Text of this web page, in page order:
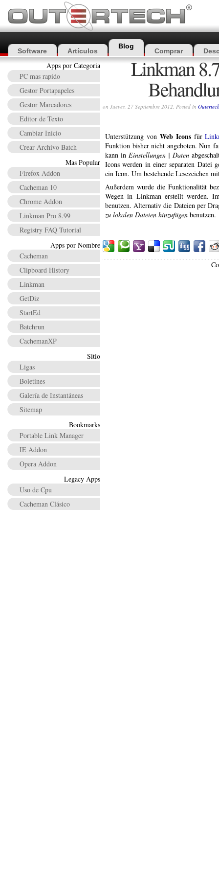
Linkman
on Jueves, 27 Septiembre 2012. Posted in
Unterstützung von Web Iconsfür
Funktion bisher nicht angeboten. Nun
kann inEinstellungen | Daten
Icons werden in einer separaten Datei
ein Icon. Um bestehende Lesezeichen
Außerdem wurde die Funktionalität
Wegen in Linkman erstellt werden.
benutzen. Alternativ die Dateien per
zu lokalen Dateien hinzufügen benutzen.
Apps por Categoria
PC mas rapido
Gestor Portapapeles
Gestor Marcadores
Editor de Texto
Cambiar Inicio
Crear Archivo Batch
Mas Popular
Firefox Addon
Cacheman 10
Chrome Addon
Linkman Pro 8.99
Registry FAQ Tutorial
Apps por Nombre
Cacheman
Clipboard History
Linkman
GetDiz
StartEd
Batchrun
CachemanXP
Sitio
Ligas
Boletines
Galería de Instantáneas
Sitemap
Bookmarks
Portable Link Manager
IE Addon
Opera Addon
Legacy Apps
Uso de Cpu
Cacheman Clásico
Software Artículos
Blog
Comprar